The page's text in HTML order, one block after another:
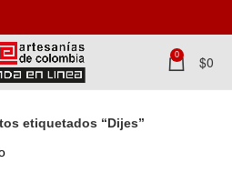
0 $0
etiquetados “Dijes”